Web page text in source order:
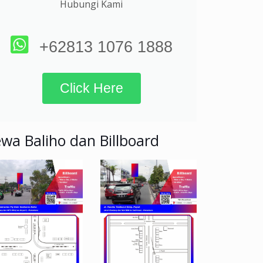
Hubungi Kami
+62813 1076 1888
Click Here
Baliho dan Billboard